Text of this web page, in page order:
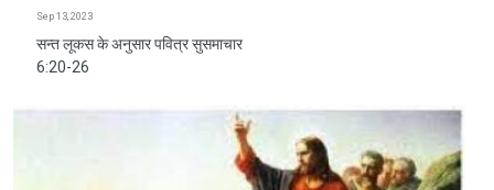
Sep 13, 2023
सन्त लूकस के अनुसार पवित्र सुसमाचार
6:20-26